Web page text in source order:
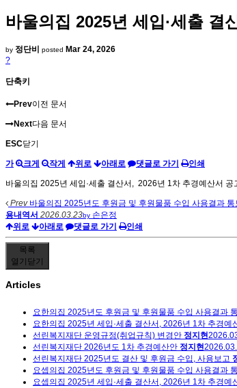
바울의집 2025년 세입·세출 결
by 정단비 posted Mar 24, 2026
?
단축키
Prev이전 문서
Next다음 문서
ESC닫기
가 크게 작게 위로 아래로 댓글로 가기 인쇄
바울의집 2025년 세입·세출 결산서, 2026년 1차 추경예산서 공
Prev바울의집 2025년도 후원금 및 후원물품 수입 사용결과 통
용내역서 2026.03.23by 손은정
위로
아래로 댓글로 가기 인쇄
목록
열기 닫기
Articles
요한의집 2025년도 후원금 및 후원물품 수입 사용결과
요한의집 2025년 세입·세출 결산서, 2026년 1차 추경예
선린복지재단 운영규정(취업규칙) 변경안 정지현
선린복지재단 2026년도 1차 추경예산안 정지현
선린복지재단 2025년도 결산 및 후원금 수입, 사용보고
요셉의집 2025년도 후원금 및 후원물품 수입 사용결과
요셉의집 2025년 세입·세출 결산서, 2026년 1차 추경예